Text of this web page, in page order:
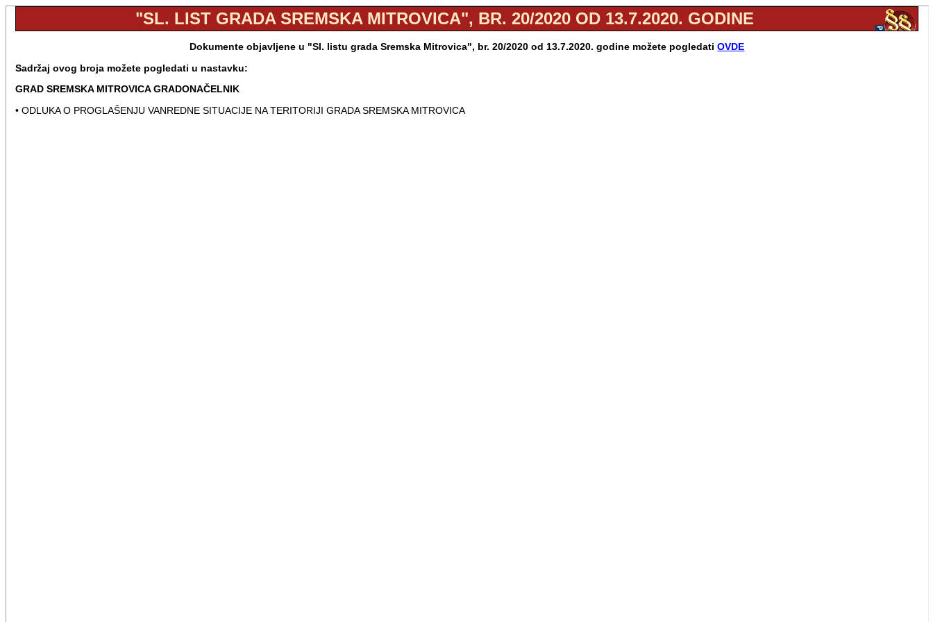
"SL. LIST GRADA SREMSKA MITROVICA", BR. 20/2020 OD 13.7.2020. GODINE
Dokumente objavljene u "Sl. listu grada Sremska Mitrovica", br. 20/2020 od 13.7.2020. godine možete pogledatiOVDE
Sadržaj ovog broja možete pogledati u nastavku:
GRAD SREMSKA MITROVICA GRADONAČELNIK
• ODLUKA O PROGLAŠENJU VANREDNE SITUACIJE NA TERITORIJI GRADA SREMSKA MITROVICA